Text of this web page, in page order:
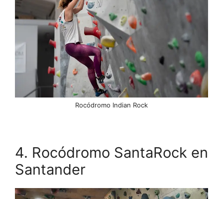
Rocódromo Indian Rock
4. Rocódromo SantaRock en
Santander